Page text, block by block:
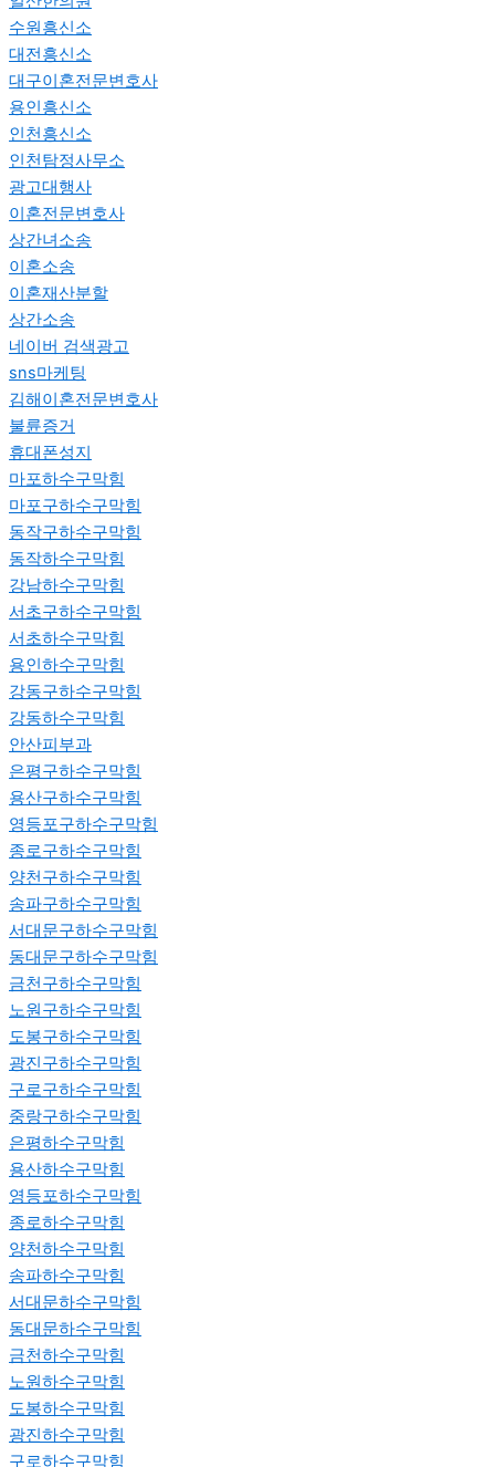
수원흥신소
대전흥신소
대구이혼전문변호사
용인흥신소
인천흥신소
인천탐정사무소
광고대행사
이혼전문변호사
상간녀소송
이혼소송
이혼재산분할
상간소송
네이버 검색광고
sns마케팅
김해이혼전문변호사
불륜증거
휴대폰성지
마포하수구막힘
마포구하수구막힘
동작구하수구막힘
동작하수구막힘
강남하수구막힘
서초구하수구막힘
서초하수구막힘
용인하수구막힘
강동구하수구막힘
강동하수구막힘
안산피부과
은평구하수구막힘
용산구하수구막힘
영등포구하수구막힘
종로구하수구막힘
양천구하수구막힘
송파구하수구막힘
서대문구하수구막힘
동대문구하수구막힘
금천구하수구막힘
노원구하수구막힘
도봉구하수구막힘
광진구하수구막힘
구로구하수구막힘
중랑구하수구막힘
은평하수구막힘
용산하수구막힘
영등포하수구막힘
종로하수구막힘
양천하수구막힘
송파하수구막힘
서대문하수구막힘
동대문하수구막힘
금천하수구막힘
노원하수구막힘
도봉하수구막힘
광진하수구막힘
구로하수구막힘